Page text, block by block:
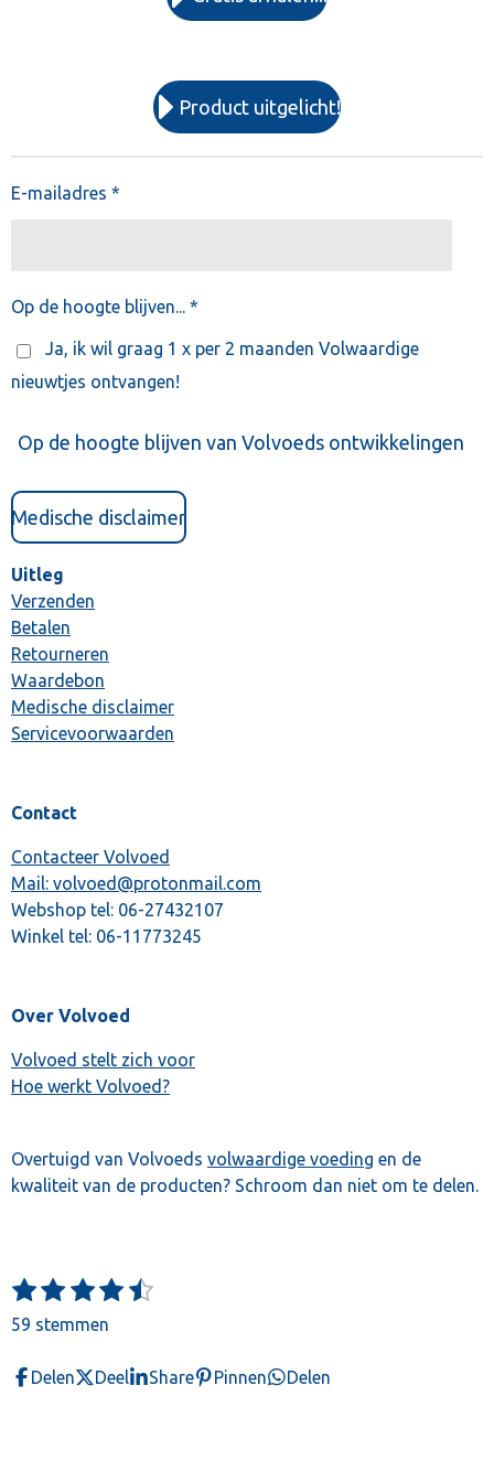
Product uitgelicht!
E-mailadres *
Op de hoogte blijven... *
Ja, ik wil graag 1 x per 2 maanden Volwaardige
nieuwtjes ontvangen!
Op de hoogte blijven van Volvoeds ontwikkelingen
Medische disclaimer
Uitleg
Verzenden
Betalen
Retourneren
Waardebon
Medische disclaimer
Servicevoorwaarden
Contact
Contacteer Volvoed
Mail: volvoed@protonmail.com
Webshop tel: 06-27432107
Winkel tel: 06-11773245
Over Volvoed
Volvoed stelt zich voor
Hoe werkt Volvoed?
Overtuigd van Volvoeds volwaardige voeding en de
kwaliteit van de producten? Schroom dan niet om te delen.
R
a
1
s
e
r
2
s
e
3
s
e
r
4
s
e
5
e
r
S
m
e
59 stemmen
Delen Deel Share Pinnen Delen